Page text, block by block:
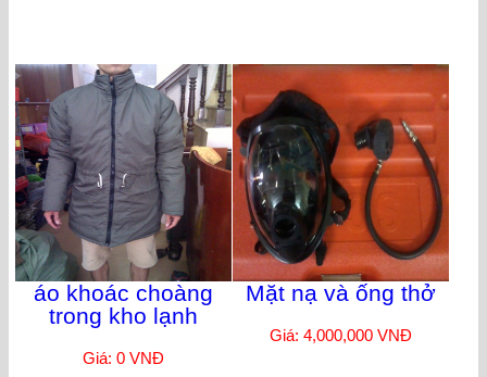
áo khoác choàng
trong kho lạnh
Giá: 0 VNĐ
Mặt nạ và ống thở
Giá: 4,000,000 VNĐ